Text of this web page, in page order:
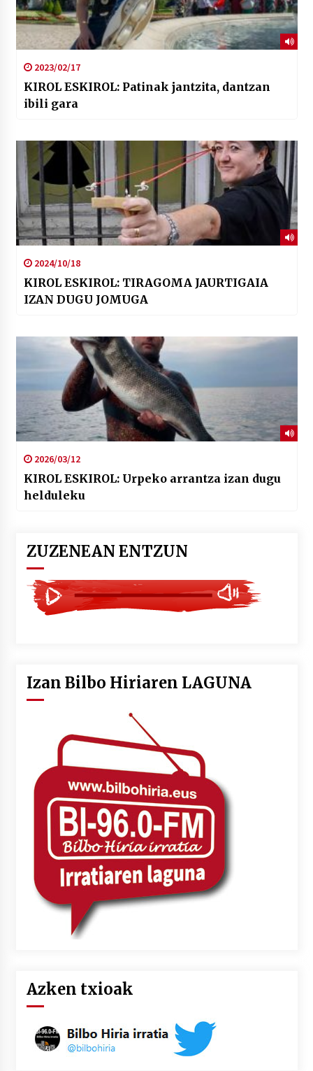
2023/02/17
KIROL ESKIROL: Patinak jantzita, dantzan
ibili gara
2024/10/18
KIROL ESKIROL: TIRAGOMA JAURTIGAIA
IZAN DUGU JOMUGA
2026/03/12
KIROL ESKIROL: Urpeko arrantza izan dugu
helduleku
ZUZENEAN ENTZUN
Izan Bilbo Hiriaren LAGUNA
Azken txioak